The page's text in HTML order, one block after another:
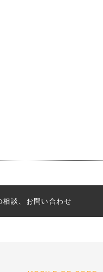
相談、お問い合わせ